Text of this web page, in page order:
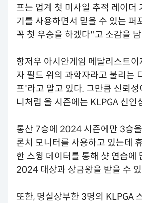
프는 업계 첫 미사일 추적 레이더
기를 사용하면서 믿을 수 있는 퍼
꼭 첫 우승을 하겠다"고 소감을
항저우 아시안게임 메달리스트
자 필드 위의 과학자라고 불리는
프'라고 알고 있다. 그만큼 신뢰
니처럼 올 시즌에는 KLPGA 신
통산 7승에 2024 시즌에만 3승
론치 모니터를 사용하고 있는데
한 스윙 데이터를 통해 샷 연습에
2024 대상과 상금왕을 받을 수
또한, 명실상부한 3명의 KLPGA